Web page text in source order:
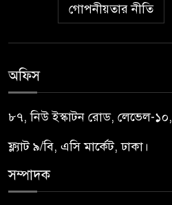
গোপনীয়তার নীতি
অফিস
৮৭, নিউ ইস্কাটন রোড, লেভেল-১০,
ফ্ল্যাট ৯/বি, এসি মার্কেট, ঢাকা।
সম্পাদক